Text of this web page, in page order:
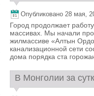
Опубликовано 28 мая,
Город продолжает
массивах. Мы начали
жилмассиве «Алтын
канализационной сети
дома порядка ста
В Монголии за